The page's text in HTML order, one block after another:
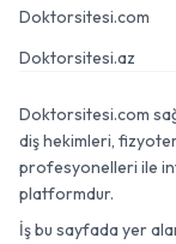
Doktorsitesi.com
Doktorsitesi.az
Doktorsitesi.com
diş hekimleri,
profesyonelleri ile
platformdur.
İş bu sayfada yer